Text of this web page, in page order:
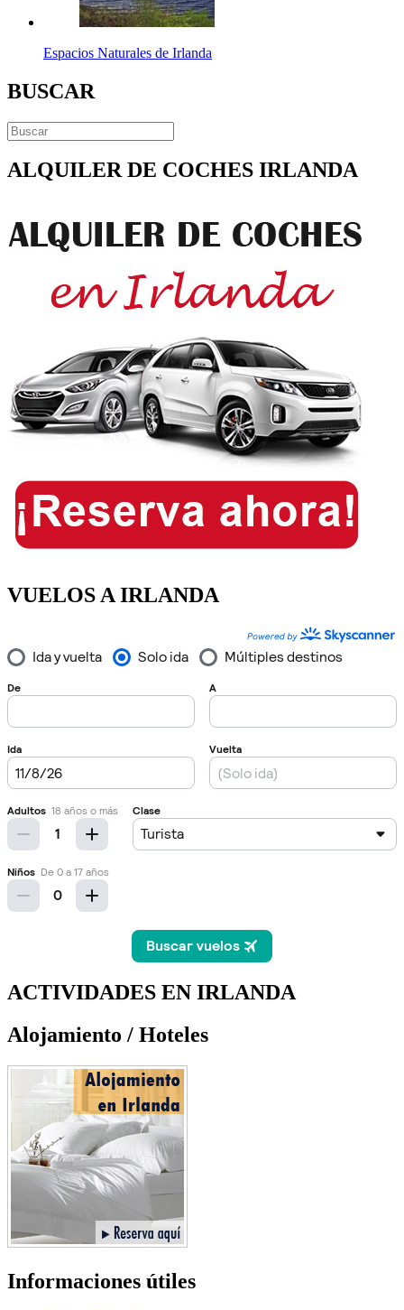
Espacios Naturales de Irlanda
BUSCAR
ALQUILER DE COCHES IRLANDA
VUELOS A IRLANDA
ACTIVIDADES EN IRLANDA
Alojamiento / Hoteles
Informaciones útiles